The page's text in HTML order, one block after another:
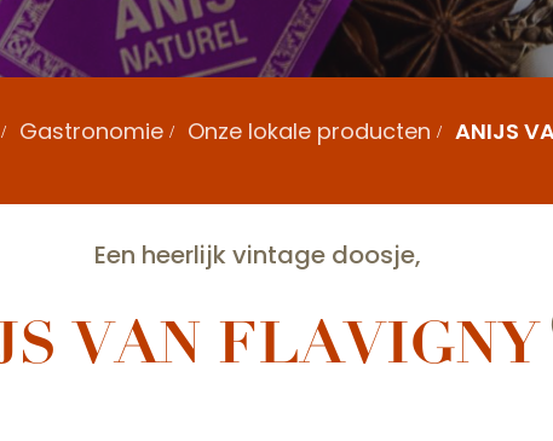
Gastronomie Onze lokale producten ANIJS
Een heerlijk vintage doosje,
VAN FLAVIGNY